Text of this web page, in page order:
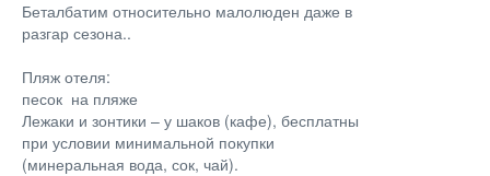
Беталбатим относительно малолюден даже в
разгар сезона..
Пляж отеля:
песок на пляже
Лежаки и зонтики – у шаков (кафе), бесплатны
при условии минимальной покупки
(минеральная вода, сок, чай).